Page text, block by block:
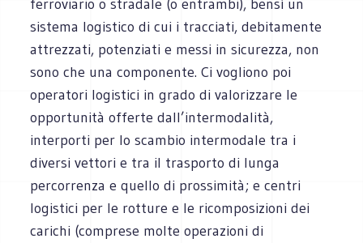
ferroviario o stradale (o entrambi), bensì un
sistema logistico di cui i tracciati, debitamente
attrezzati, potenziati e messi in sicurezza, non
sono che una componente. Ci vogliono poi
operatori logistici in grado di valorizzare le
opportunità offerte dall’intermodalità,
interporti per lo scambio intermodale tra i
diversi vettori e tra il trasporto di lunga
percorrenza e quello di prossimità; e centri
logistici per le rotture e le ricomposizioni dei
carichi (comprese molte operazioni di